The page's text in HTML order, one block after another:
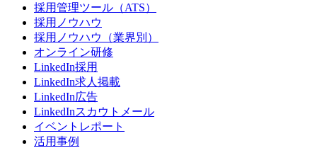
採用管理ツール（ATS）
採用ノウハウ
採用ノウハウ（業界別）
オンライン研修
LinkedIn採用
LinkedIn求人掲載
LinkedIn広告
LinkedInスカウトメール
イベントレポート
活用事例